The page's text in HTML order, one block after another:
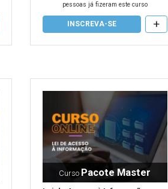
pessoas já fizeram este curso
INSCREVA-SE +
Curso Pacote Master